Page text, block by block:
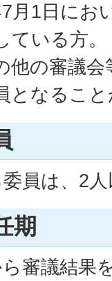
月1日にお
ている方。
他の審議
となるこ
員は、2
期
審議結果